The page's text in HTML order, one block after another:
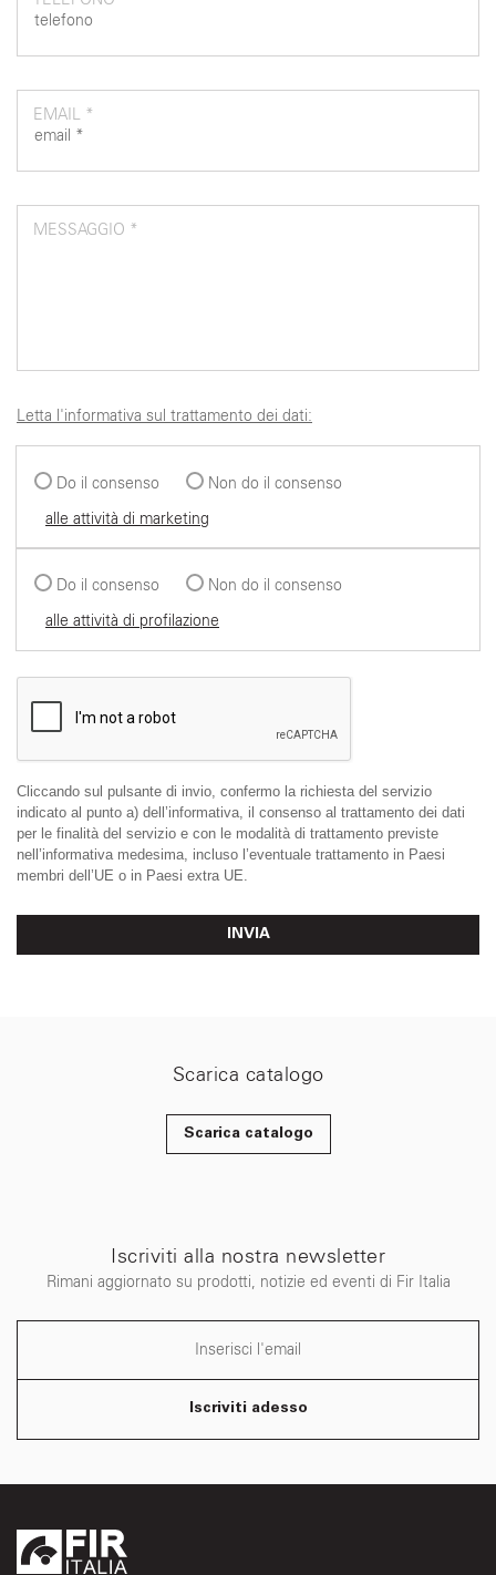
EMAIL *
MESSAGGIO *
Letta l'informativa sul trattamento dei dati:
Do il consenso
Non do il consenso
alle attività di marketing
Do il consenso
Non do il consenso
alle attività di profilazione
Cliccando sul pulsante di invio, confermo la richiesta del servizio
indicato al punto a) dell’informativa, il consenso al trattamento dei dati
per le finalità del servizio e con le modalità di trattamento previste
nell’informativa medesima, incluso l’eventuale trattamento in Paesi
membri dell’UE o in Paesi extra UE.
INVIA
Scarica catalogo
Scarica catalogo
Iscriviti alla nostra newsletter
Rimani aggiornato su prodotti, notizie ed eventi di Fir Italia
Iscriviti adesso